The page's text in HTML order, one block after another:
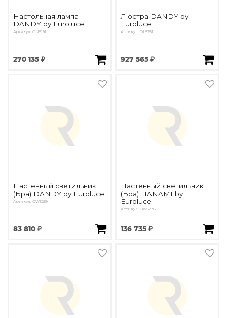
Настольная лампа
DANDY by Euroluce
Артикул: ON5191
270 135 ₽
Люстра DANDY by
Euroluce
Артикул: OL5251
927 565 ₽
Настенный светильник
(Бра) DANDY by Euroluce
Артикул: OW5239
83 810 ₽
Настенный светильник
(Бра) HANAMI by
Euroluce
Артикул: OW5238
136 735 ₽